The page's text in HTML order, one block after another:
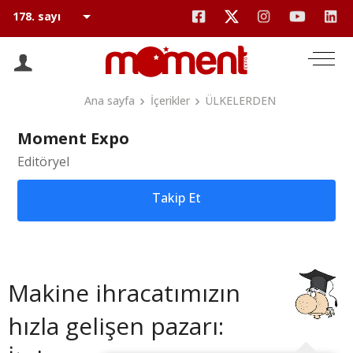
Ana sayfa İçerikler ÜLKELERDEN
Moment Expo
Editöryel
Takip Et
Makine ihracatımızın
hızla gelişen pazarı: